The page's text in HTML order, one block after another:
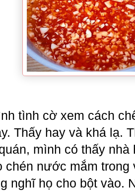
tình cờ xem cách
Thấy hay và khá lạ.
mình có thấy nhà
chén nước mắm trong
nghĩ họ cho bột vào.